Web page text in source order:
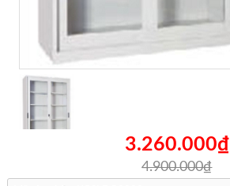
3.260.000₫
4.900.000₫